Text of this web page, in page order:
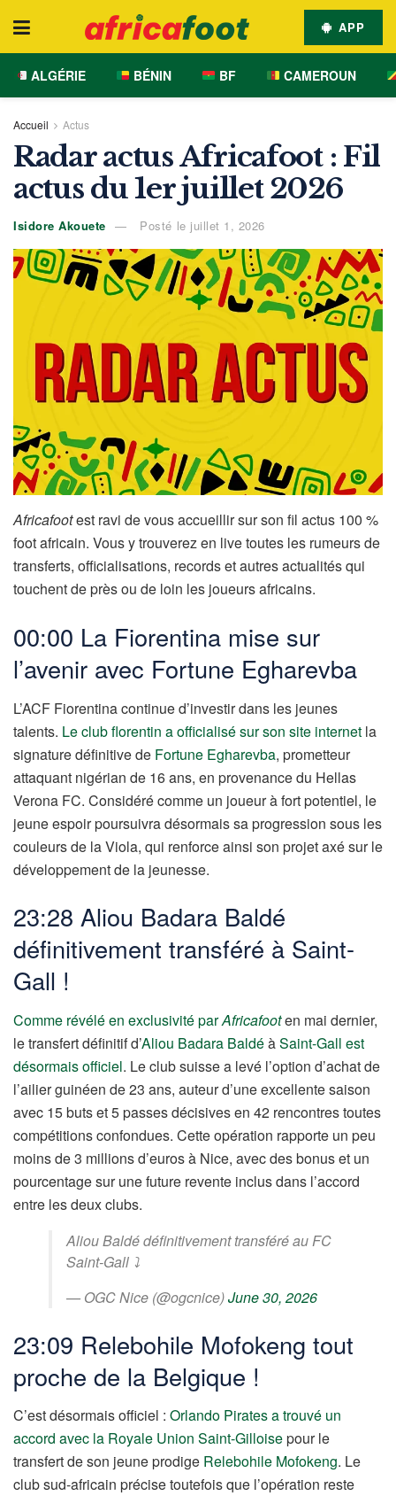
APP
ALGÉRIE BÉNIN BF CAMEROUN
Accueil Actus
Radar actus Africafoot : Fil
actus du 1er juillet 2026
Isidore Akouete Posté le juillet 1, 2026
Africafootest ravi de vous accueillir sur son fil actus 100 %
foot africain. Vous y trouverez en live toutes les rumeurs de
transferts, officialisations, records et autres actualités qui
touchent de près ou de loin les joueurs africains.
00:00 La Fiorentina mise sur
l’avenir avec Fortune Egharevba
L’ACF Fiorentina continue d’investir dans les jeunes
talents. Le club florentin a officialisé sur son site internet la
signature définitive de Fortune Egharevba, prometteur
attaquant nigérian de 16 ans, en provenance du Hellas
Verona FC. Considéré comme un joueur à fort potentiel, le
jeune espoir poursuivra désormais sa progression sous les
couleurs de la Viola, qui renforce ainsi son projet axé sur le
développement de la jeunesse.
23:28 Aliou Badara Baldé
définitivement transféré à Saint-
Gall !
Comme révélé en exclusivité parAfricafooten mai dernier,
le transfert définitif d’Aliou Badara BaldéàSaint-Gall est
désormais officiel. Le club suisse a levé l’option d’achat de
l’ailier guinéen de 23 ans, auteur d’une excellente saison
avec 15 buts et 5 passes décisives en 42 rencontres toutes
compétitions confondues. Cette opération rapporte un peu
moins de 3 millions d’euros à Nice, avec des bonus et un
pourcentage sur une future revente inclus dans l’accord
entre les deux clubs.
Aliou Baldé définitivement transféré au FC
Saint-Gall ⤵︎
— OGC Nice (@ogcnice)June 30, 2026
23:09 Relebohile Mofokeng tout
proche de la Belgique !
C’est désormais officiel : Orlando Pirates a trouvé un
accord avec la Royale Union Saint-Gilloisepour le
transfert de son jeune prodige Relebohile Mofokeng. Le
club sud-africain précise toutefois que l’opération reste